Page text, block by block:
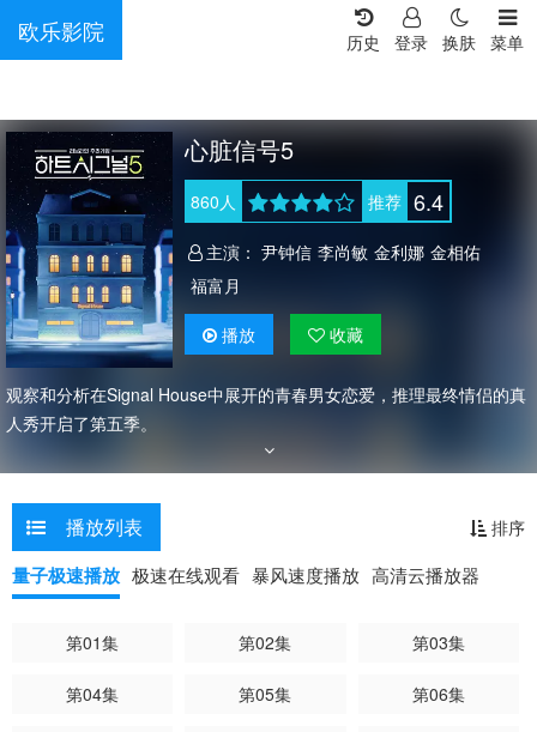
欧乐影院 菜单
换肤
登录
历史
心脏信号5
860人 推荐 6.4
主演： 尹钟信 李尚敏 金利娜 金相佑
福富月
播放 收藏
观察和分析在Signal House中展开的青春男女恋爱，推理最终情侣的真
人秀开启了第五季。
播放列表 排序
量子极速播放 极速在线观看 暴风速度播放 高清云播放器
第01集 第02集 第03集
第04集 第05集 第06集